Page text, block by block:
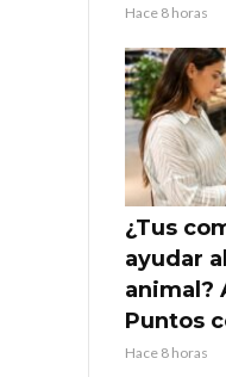
Hace 8 horas
¿Tus
ayudar
animal?
Puntos
Hace 8 horas